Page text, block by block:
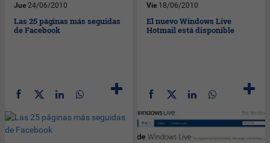
Jue 24/06/2010
Las 25 páginas más seguidas
de Facebook
Vie 18/06/2010
El nuevo Windows Live
Hotmail está disponible